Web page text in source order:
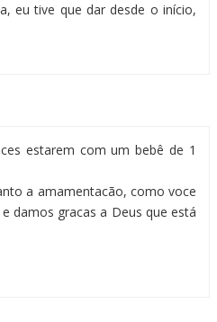
eu tive que dar desde o início,
estarem com um bebê de 1
a amamentacão, como voce
damos gracas a Deus que está